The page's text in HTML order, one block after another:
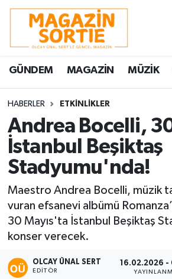
GÜNDEM MAGAZİN MÜZİK
HABERLER ETKİNLİKLER
Andrea Bocelli,
İstanbul Beşiktaş
Stadyumu'nda!
Maestro Andrea Bocelli, müzik
vuran efsanevi albümü
30 Mayıs'ta İstanbul Beşiktaş
konser verecek.
OLCAY ÜNAL SERT
EDITÖR
16.02.2026 -
Nöbetçi Eczaneler
Hava Durumu
Trafik Durumu
Süper Lig Puan Durumu ve
Tüm Manşetler
Son Dakika Haberleri
Haber Arşivi